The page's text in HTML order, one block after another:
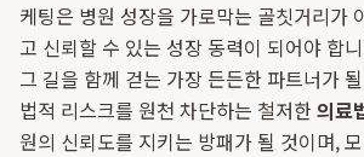
케팅은 병원 성장을 가로막는 골칫거리가
고 신뢰할 수 있는 성장 동력이 되어야 합
그 길을 함께 걷는 가장 든든한 파트너가
법적 리스크를 원천 차단하는 철저한의료
원의 신뢰도를 지키는 방패가 될 것이며,